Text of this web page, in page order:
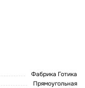
Фабрика Готика
Прямоугольная